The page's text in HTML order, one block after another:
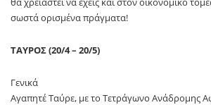
σωστά ορισμένα πράγματα!
ΤΑΥΡΟΣ (20/4 – 20/5)
Γενικά
Αγαπητέ Ταύρε, με το Τετράγωνο Ανάδρομης